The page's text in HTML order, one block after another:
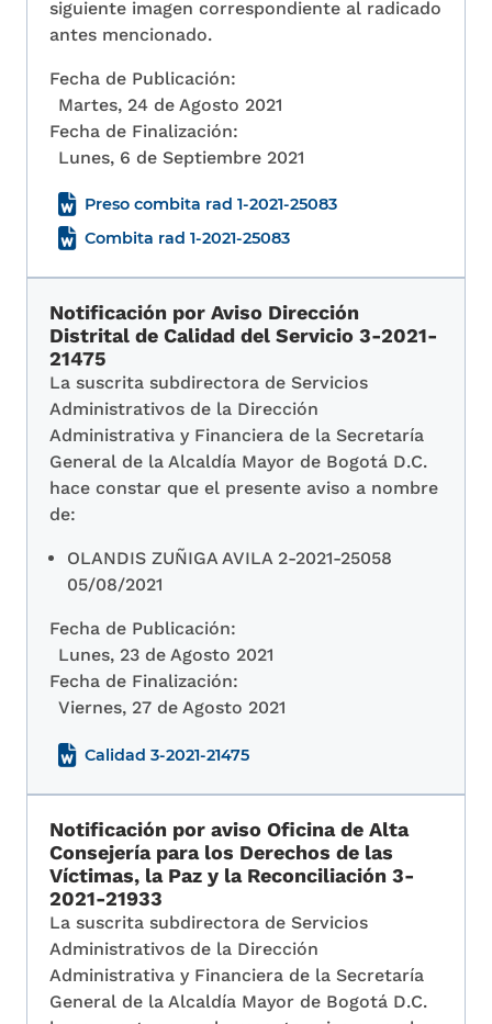
siguiente imagen correspondiente al radicado
antes mencionado.
Fecha de Publicación:
Martes, 24 de Agosto 2021
Fecha de Finalización:
Lunes, 6 de Septiembre 2021
Preso combita rad 1-2021-25083
Combita rad 1-2021-25083
Notificación por Aviso Dirección
Distrital de Calidad del Servicio 3-2021-
21475
La suscrita subdirectora de Servicios
Administrativos de la Dirección
Administrativa y Financiera de la Secretaría
General de la Alcaldía Mayor de Bogotá D.C.
hace constar que el presente aviso a nombre
de:
OLANDIS ZUÑIGA AVILA 2-2021-25058
05/08/2021
Fecha de Publicación:
Lunes, 23 de Agosto 2021
Fecha de Finalización:
Viernes, 27 de Agosto 2021
Calidad 3-2021-21475
Notificación por aviso Oficina de Alta
Consejería para los Derechos de las
Víctimas, la Paz y la Reconciliación 3-
2021-21933
La suscrita subdirectora de Servicios
Administrativos de la Dirección
Administrativa y Financiera de la Secretaría
General de la Alcaldía Mayor de Bogotá D.C.